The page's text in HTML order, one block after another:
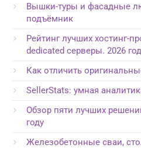
Вышки-туры и фасадные
подъёмник
Рейтинг лучших хостинг-
dedicated серверы. 2026
Как отличить
SellerStats: умная
Обзор пяти лучших
году
Железобетонные сваи,